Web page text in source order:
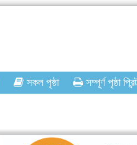
সকল পৃষ্ঠা সম্পূর্ণ পৃষ্ঠা